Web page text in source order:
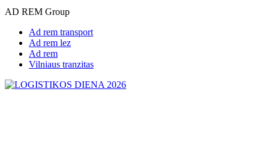
AD REM Group
Ad rem transport
Ad rem lez
Ad rem
Vilniaus tranzitas